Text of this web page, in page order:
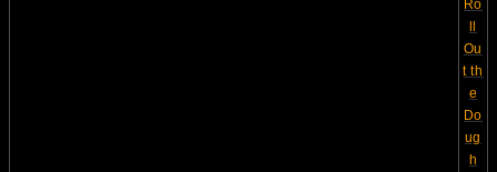
Ro
Ou
t th
e
Do
ug
h